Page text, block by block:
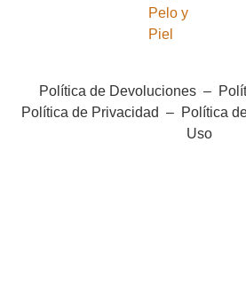
Pelo y
Piel
Política de Devoluciones–
Política de Privacidad – Política
Uso